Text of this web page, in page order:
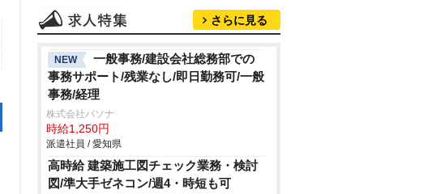
さらに見る
NEW
一般事務/建設会社総務部での
事務サポート/残業なし/即日勤務可/一般
事務/経理
株式会社パソナ
時給1,250円
派遣社員 / 愛知県
高時給 建築施工図チェック業務・検討
図/準大手ゼネコン/週4・時短も可